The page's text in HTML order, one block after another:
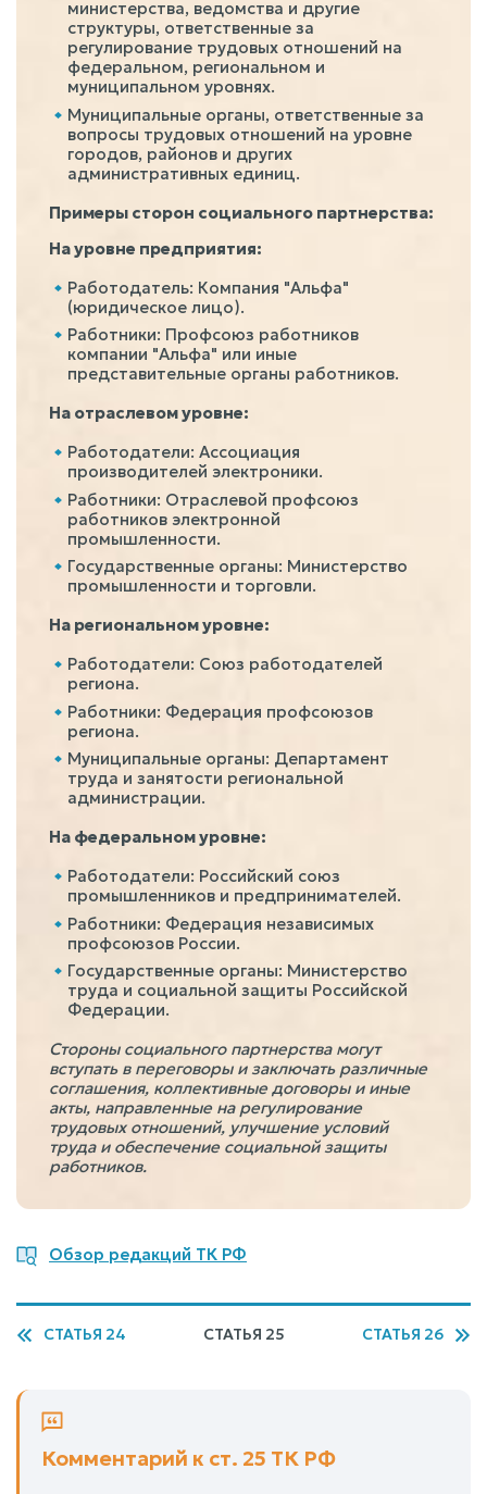
министерства, ведомства и другие
структуры, ответственные за
регулирование трудовых отношений на
федеральном, региональном и
муниципальном уровнях.
Муниципальные органы, ответственные за
вопросы трудовых отношений на уровне
городов, районов и других
административных единиц.
Примеры сторон социального партнерства:
На уровне предприятия:
Работодатель: Компания "Альфа"
(юридическое лицо).
Работники: Профсоюз работников
компании "Альфа" или иные
представительные органы работников.
На отраслевом уровне:
Работодатели: Ассоциация
производителей электроники.
Работники: Отраслевой профсоюз
работников электронной
промышленности.
Государственные органы: Министерство
промышленности и торговли.
На региональном уровне:
Работодатели: Союз работодателей
региона.
Работники: Федерация профсоюзов
региона.
Муниципальные органы: Департамент
труда и занятости региональной
администрации.
На федеральном уровне:
Работодатели: Российский союз
промышленников и предпринимателей.
Работники: Федерация независимых
профсоюзов России.
Государственные органы: Министерство
труда и социальной защиты Российской
Федерации.
Стороны социального партнерства могут
вступать в переговоры и заключать различные
соглашения, коллективные договоры и иные
акты, направленные на регулирование
трудовых отношений, улучшение условий
труда и обеспечение социальной защиты
работников.
Обзор редакций ТК РФ
СТАТЬЯ 24 СТАТЬЯ 25 СТАТЬЯ 26
Комментарий к ст. 25 ТК РФ